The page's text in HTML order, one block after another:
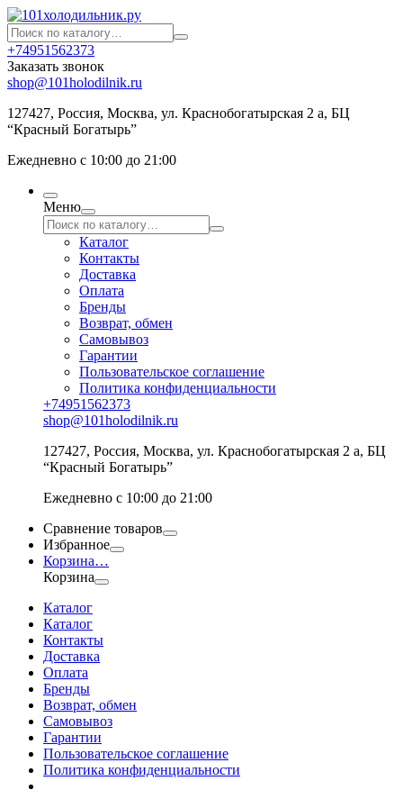
+74951562373
Заказать звонок
shop@101holodilnik.ru
127427, Россия, Москва, ул. Краснобогатырская 2 а, БЦ
“Красный Богатырь”
Ежедневно с 10:00 до 21:00
Меню
Каталог
Контакты
Доставка
Оплата
Бренды
Возврат, обмен
Самовывоз
Гарантии
Пользовательское соглашение
Политика конфиденциальности
+74951562373
shop@101holodilnik.ru
127427, Россия, Москва, ул. Краснобогатырская 2 а, БЦ
“Красный Богатырь”
Ежедневно с 10:00 до 21:00
Сравнение товаров
Избранное
Корзина…
Корзина
Каталог
Каталог
Контакты
Доставка
Оплата
Бренды
Возврат, обмен
Самовывоз
Гарантии
Пользовательское соглашение
Политика конфиденциальности